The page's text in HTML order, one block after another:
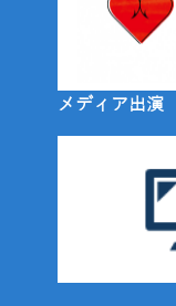
メディア出演